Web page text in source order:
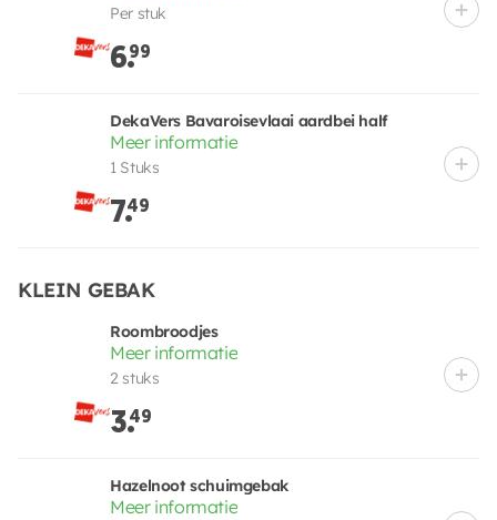
Per stuk
6.99
DekaVers Bavaroisevlaai aardbei half
Meer informatie
1 Stuks
7.49
KLEIN GEBAK
Roombroodjes
Meer informatie
2 stuks
3.49
Hazelnoot schuimgebak
Meer informatie